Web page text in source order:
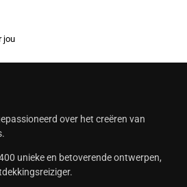
jou
over het creëren van
unieke en betoverende ontwerpen,